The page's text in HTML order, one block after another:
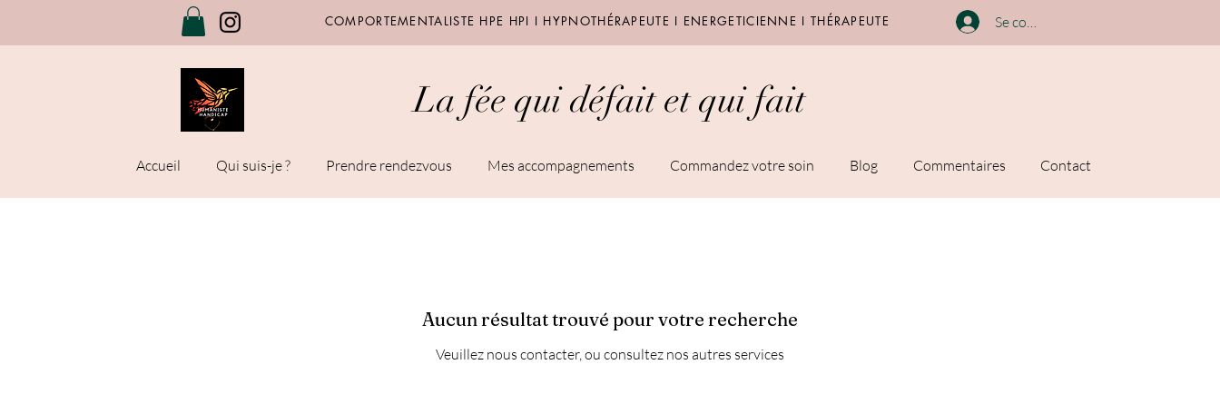
La fée qui défait et qui fait
Accueil Qui suis-je ? Prendre rendezvous Mes accompagnements Commandez votre soin Blog Commentaires Contact
COMPORTEMENTALISTE HPE HPI I HYPNOTHÉRAPEUTE I ENERGETICIENNE I THÉRAPEUTE Se connecter
Aucun résultat trouvé pour votre recherche
Veuillez nous contacter, ou consultez nos autres services